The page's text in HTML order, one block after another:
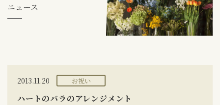
ニュース
2013.11.20 お祝い
ハートのバラのアレンジメント